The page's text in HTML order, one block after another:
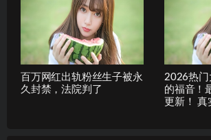
百万网红出轨粉丝生子被永
久封禁，法院判了
2026热门
的福音！
更新！ 真